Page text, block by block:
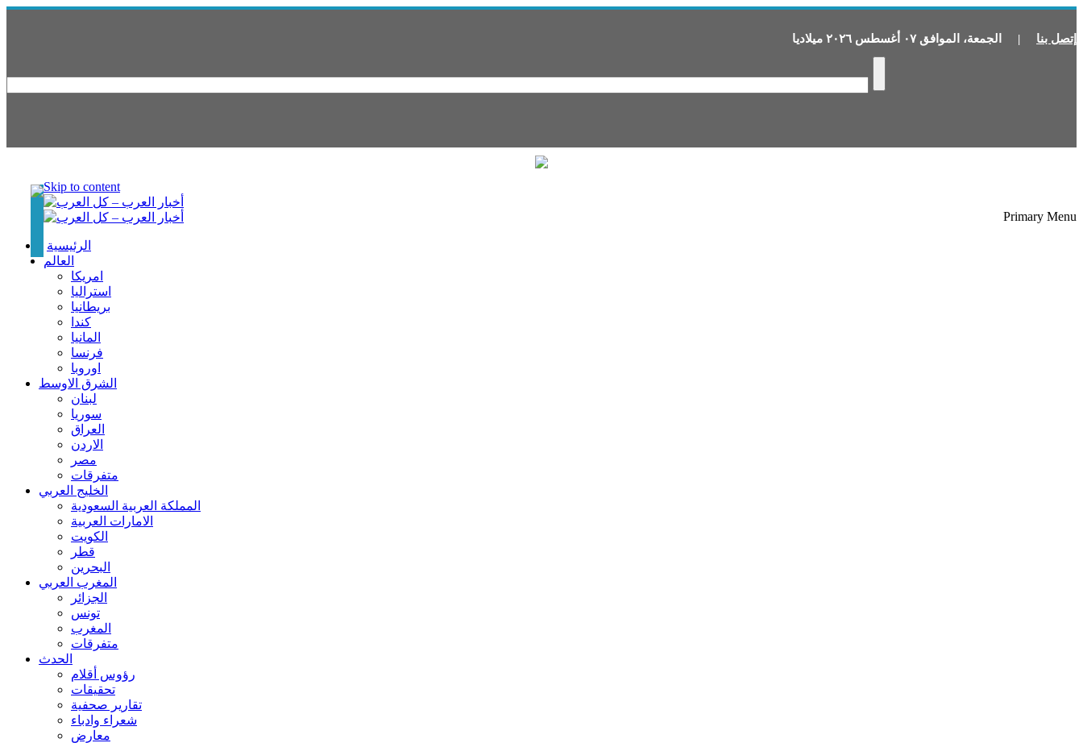
إتصل بنا | الجمعة، الموافق ٠٧ أغسطس ٢٠٢٦ ميلاديا
Skip to content
Primary Menu
الرئيسية
العالم
امريكا
استراليا
بريطانيا
كندا
المانيا
فرنسا
اوروبا
الشرق الاوسط
لبنان
سوريا
العراق
الاردن
مصر
متفرقات
الخليج العربي
المملكة العربية السعودية
الامارات العربية
الكويت
قطر
البحرين
المغرب العربي
الجزائر
تونس
المغرب
متفرقات
الحدث
رؤوس أقلام
تحقيقات
تقارير صحفية
شعراء وادباء
معارض